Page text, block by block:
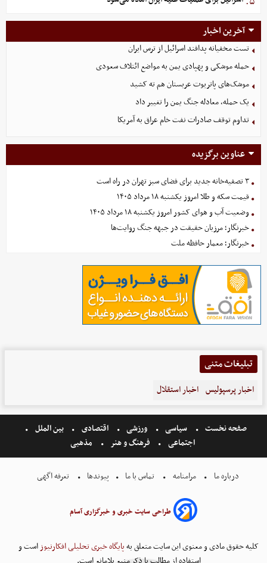
آخرین اخبار
تست مخفیانه پدافند اسرائیل از ترس ایران
حمله موشکی و پهپادی یمن به مواضع ائتلاف سعودی
موشک‌های پاتریوت عربستان هم ته‌ کشید
یک حمله، معادله جنگ یمن را تغییر داد
تداوم توقف صادرات نفت خام عراق به آمریکا
عناوین برگزیده
۳ تصفیه‌خانه جدید برای فضای سبز تهران در راه است
قیمت سکه و طلا امروز یکشنبه ۱۸ مرداد ۱۴۰۵
وضعیت آب و هوای کشور امروز یکشنبه ۱۸ مرداد ۱۴۰۵
خبرنگار؛ مرزبان حقیقت در جبهه جنگ روایت‌ها
خبرنگار؛ معمار حافظه ملت
تبلیغات متنی
اخبار پرسپولیس اخبار استقلال
صفحه نخست سیاسی ورزشی اقتصادی
بین الملل
اجتماعی
فرهنگ و هنر مذهبی
درباره ما مرامنامه تماس با ما پیوندها تعرفه اگهی
طراحی سایت خبری و خبرگزاری آسام
کلیه حقوق مادی و معنوی این سایت متعلق بهپایگاه خبری تحلیلی افکارنیوزاست و